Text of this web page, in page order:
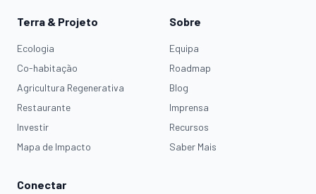
Terra & Projeto
Ecologia
Co-habitação
Agricultura Regenerativa
Restaurante
Investir
Mapa de Impacto
Sobre
Equipa
Roadmap
Blog
Imprensa
Recursos
Saber Mais
Conectar